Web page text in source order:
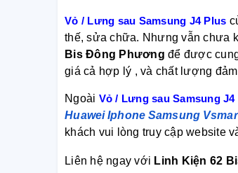
Vỏ / Lưng sau Samsung J4 Plus
thế, sửa chữa. Nhưng vẫn chưa
Bis Đông Phương để được
giá cả hợp lý , và chất lượng
Ngoài Vỏ / Lưng sau Samsung J4
Huawei Iphone Samsung
khách vui lòng truy cập website
Liên hệ ngay với Linh Kiện 62